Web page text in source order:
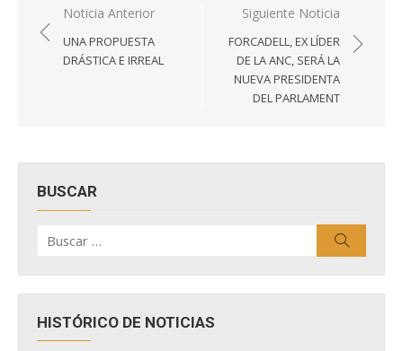
Navegación
de
entradas
Noticia Anterior
UNA PROPUESTA
DRÁSTICA E IRREAL
Siguiente Noticia
FORCADELL, EX LÍDER
DE LA ANC, SERÁ LA
NUEVA PRESIDENTA
DEL PARLAMENT
BUSCAR
por:
HISTÓRICO DE NOTICIAS